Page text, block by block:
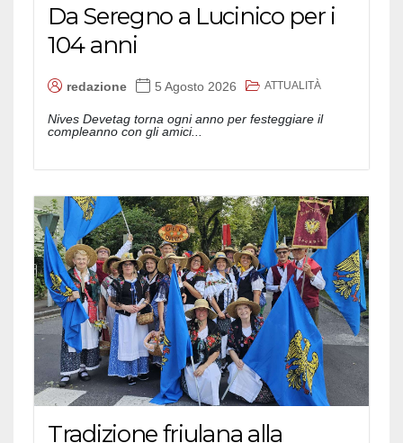
Da Seregno a Lucinico per i
104 anni
redazione 5 Agosto 2026 ATTUALITÀ
Nives Devetag torna ogni anno per festeggiare il
compleanno con gli amici...
Tradizione friulana alla